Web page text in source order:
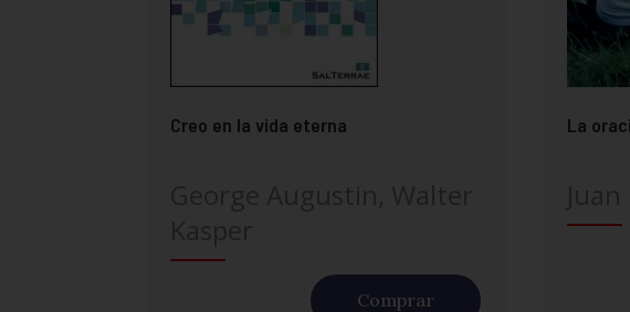
Creo en la vida eterna
Comprar
La